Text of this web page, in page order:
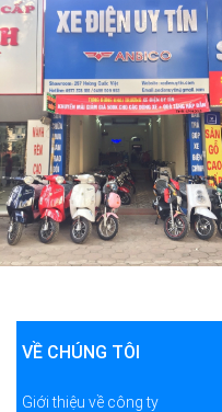
VỀ CHÚNG TÔI
Giới thiệu về công ty